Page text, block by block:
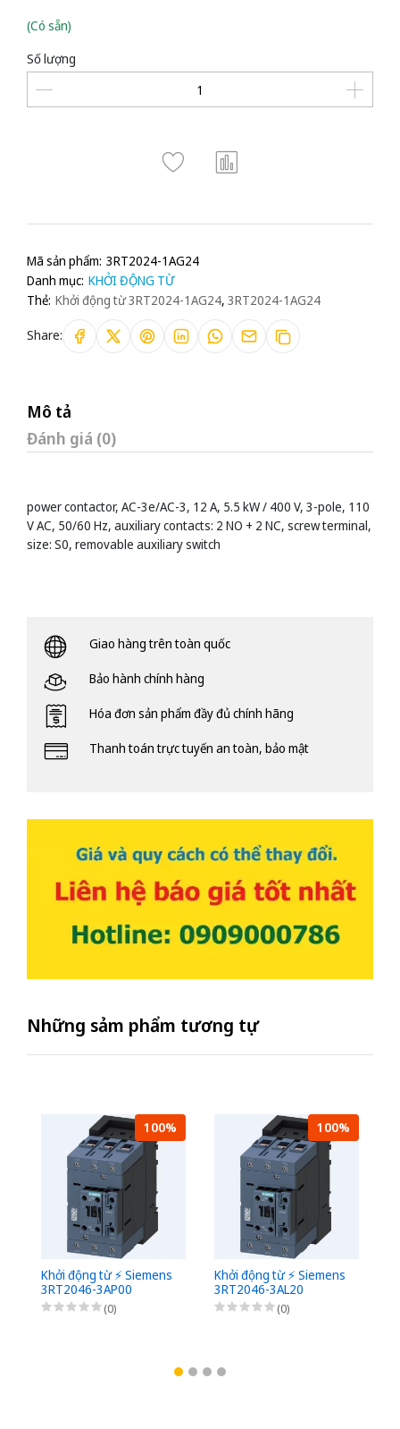
(Có sẵn)
Số lượng
Mã sản phẩm: 3RT2024-1AG24
Danh mục: KHỞI ĐỘNG TỪ
Thẻ: Khởi động từ 3RT2024-1AG24, 3RT2024-1AG24
Share:
Mô tả
Đánh giá (0)
power contactor, AC-3e/AC-3, 12 A, 5.5 kW / 400 V, 3-pole, 110
V AC, 50/60 Hz, auxiliary contacts: 2 NO + 2 NC, screw terminal,
size: S0, removable auxiliary switch
Giao hàng trên toàn quốc
Bảo hành chính hàng
Hóa đơn sản phẩm đầy đủ chính hãng
Thanh toán trực tuyến an toàn, bảo mật
Những sảm phẩm tương tự
100%
Khởi động từ ⚡️ Siemens
3RT2046-3AP00
(0)
100%
Khởi động từ ⚡️ Siemens
3RT2046-3AL20
(0)